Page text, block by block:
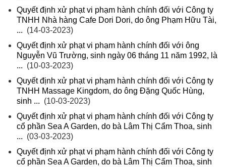
Quyết định xử phạt vi phạm hành chính đối với Công ty
TNHH Nhà hàng Cafe Dori Dori, do ông Phạm Hữu Tài,
... (14-03-2023)
Quyết định xử phạt vi phạm hành chính đối với ông
Nguyễn Vũ Trường, sinh ngày 06 tháng 11 năm 1992, là
... (10-03-2023)
Quyết định xử phạt vi phạm hành chính đối với Công ty
TNHH Massage Kingdom, do ông Đặng Quốc Hùng,
sinh ... (10-03-2023)
Quyết định xử phạt vi phạm hành chính đối với Công ty
cổ phần Sea A Garden, do bà Lâm Thị Cẩm Thoa, sinh
... (03-03-2023)
Quyết định xử phạt vi phạm hành chính đối với Công ty
cổ phần Sea A Garden, do bà Lâm Thị Cẩm Thoa, sinh